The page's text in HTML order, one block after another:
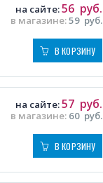
в магазине:59 руб.
на сайте:56 руб.
В КОРЗИНУ
в магазине: 60 руб.
на сайте:57 руб.
В КОРЗИНУ